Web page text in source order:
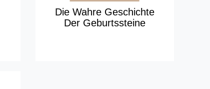
Die Wahre Geschichte
Der Geburtssteine